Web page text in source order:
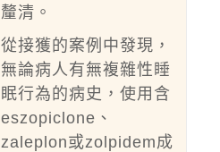
釐清。
從接獲的案例中發現，
無論病人有無複雜性睡
眠行為的病史，使用含
eszopiclone、
zaleplon或zolpidem成